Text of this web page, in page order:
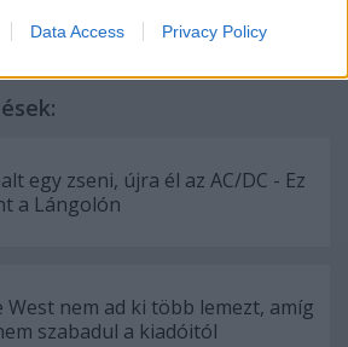
Data Access Privacy Policy
egy zseni, újra él az AC/DC - Ez
a Lángolón
West nem ad ki több lemezt, amíg
szabadul a kiadóitól